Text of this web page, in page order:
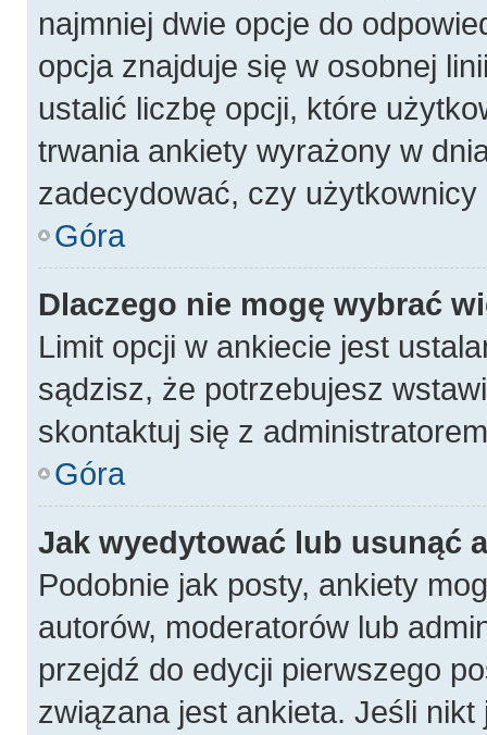
najmniej dwie opcje do
opcja znajduje się w osobnej
ustalić liczbę opcji, które
trwania ankiety wyrażony w
zadecydować, czy użytkownicy
Góra
Dlaczego nie mogę wybrać
Limit opcji w ankiecie jest
sądzisz, że potrzebujesz
skontaktuj się z
Góra
Jak wyedytować lub usunąć
Podobnie jak posty, ankiety
autorów, moderatorów lub
przejdź do edycji pierwszego
związana jest ankieta. Jeśli nikt